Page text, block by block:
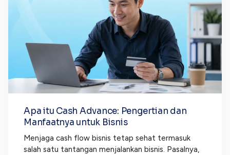
Apa itu Cash Advance: Pengertian dan
Manfaatnya untuk Bisnis
Menjaga cash flow bisnis tetap sehat termasuk
salah satu tantangan menjalankan bisnis. Pasalnya,